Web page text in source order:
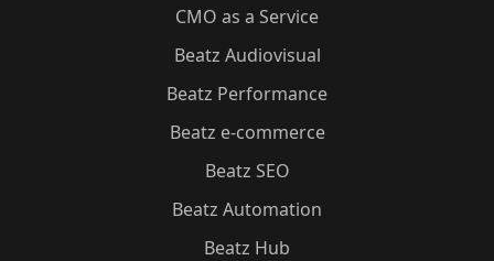
CMO as a Service
Beatz Audiovisual
Beatz Performance
Beatz e-commerce
Beatz SEO
Beatz Automation
Beatz Hub